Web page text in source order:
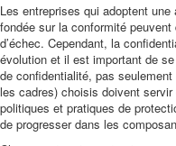
Les entreprises qui adoptent
fondée sur la conformité
d’échec. Cependant, la
évolution et il est important de
de confidentialité, pas
les cadres) choisis doivent servir
politiques et pratiques de
de progresser dans les